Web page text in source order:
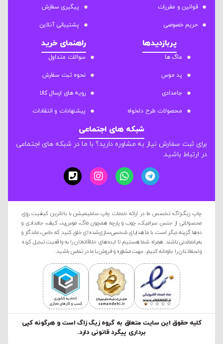
قوانین و مقررات
حریم خصوصی
پیگیری سفارش
پشتیبانی آنلاین
پربازدیدها
ماگ ها
پد موس
جامدادی
محصولات طرح دلخواه
راهنمای خرید
سوالات متداول
نحوه ثبت سفارش
رویه های ارسال کالا
پیشنهادات و انتقادات
شبکه های اجتماعی
برای ثبت سفارش نیاز به مشاوره دارید؟ با ما در شبکه های اجتماعی
در ارتباط باشید.
چاپ زیگ‌زاگ؛ تخصص ما در ارائه خدمات چاپ سابلیمیشن با بالاترین کیفیت روی
محصولاتی از جنس سرامیک، چوب و پارچه همچون ماگ، موس‌پد، کیف، جامدادی و
ده‌ها گزینه دیگر است. با ما هدایای شخصی‌سازی‌شده‌ای خلق کنید که خاص، ماندگار و
به‌یادماندنی باشند. همراه شما هستیم تا ایده‌های خلاقانه‌تان را به واقعیت تبدیل کرده
و لحظاتتان را جاودانه کنیم. جهت مشاوره و فروش با ما در تماس باشید.
کليه حقوق این سایت متعلق به گروه زیگ زاگ است و هرگونه کپی
برداری پیگرد قانونی دارد.